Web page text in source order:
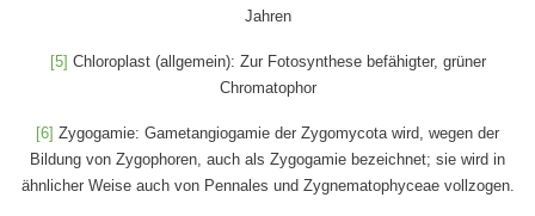
Jahren
[5] Chloroplast (allgemein): Zur Fotosynthese befähigter, grüner
Chromatophor
[6] Zygogamie: Gametangiogamie der Zygomycota wird, wegen der
Bildung von Zygophoren, auch als Zygogamie bezeichnet; sie wird in
ähnlicher Weise auch von Pennales und Zygnematophyceae vollzogen.